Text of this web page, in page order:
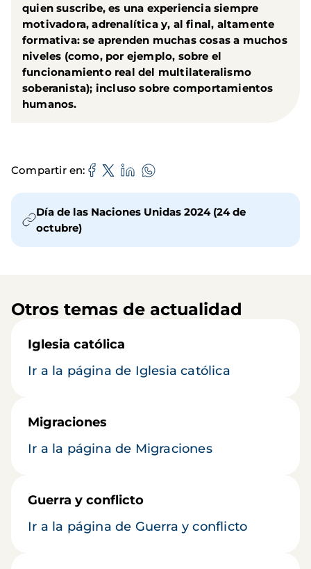
quien suscribe, es una experiencia siempre
motivadora, adrenalítica y, al final, altamente
formativa: se aprenden muchas cosas a muchos
niveles (como, por ejemplo, sobre el
funcionamiento real del multilateralismo
soberanista); incluso sobre comportamientos
humanos.
Compartir en
Día de las Naciones Unidas 2024 (24 de
octubre)
Otros temas de actualidad
Iglesia católica
Ir a la página de Iglesia católica
Migraciones
Ir a la página de Migraciones
Guerra y conflicto
Ir a la página de Guerra y conflicto